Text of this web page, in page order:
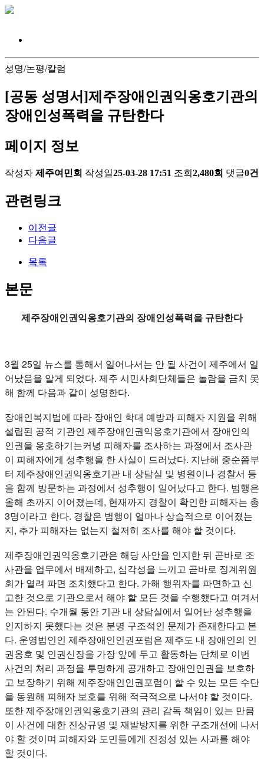
성명/논평/칼럼
[공동 성명서]제주장애인권익옹호기관의
장애인성폭력을 규탄한다
페이지 정보
작성자 제주여민회 작성일25-03-28 17:51 조회 2,480회 댓글0건
관련링크
이전글
다음글
목록
본문
제주장애인권익옹호기관의 장애인성폭력을 규탄한다
3월 25일 뉴스를 통해서 일어나서는 안 될 사건이 제주에서 일
어났음을 알게 되었다. 제주 시민사회단체들은 놀람을 금치 못
해 함께 다음과 같이 성명한다.
장애인복지법에 따라 장애인 학대 예방과 피해자 지원을 위해
설립된 공적 기관인 제주장애인권익옹호기관에서 장애인의
인권을 옹호하기는커녕 피해자를 조사하는 과정에서 조사관
이 피해자에게 성추행을 한 사실이 드러났다. 지난해 중순쯤부
터 제주장애인권익옹호기관 내 상담실 및 병원이나 경찰서 등
을 함께 방문하는 과정에서 성추행이 일어났다고 한다. 범행은
올해 초까지 이어졌는데, 현재까지 경찰이 확인한 피해자는 총
3명이라고 한다. 경찰은 범행이 얼마나 상습적으로 이어졌는
지, 추가 피해자는 없는지 철저히 조사를 해야 할 것이다.
제주장애인권익옹호기관은 해당 사안을 인지한 뒤 곧바로 조
사관을 업무에서 배제하고, 심각성을 느끼고 곧바로 징계위원
회가 열려 파면 조치했다고 한다. 가해 행위자를 파면하고 신
고한 것으로 기관으로서 해야 할 모든 것을 수행했다고 여겨서
는 안된다. 수개월 동안 기관 내 상담실에서 일어난 성추행을
인지하지 못했다는 것은 분명 구조적인 문제가 존재한다고 본
다. 운영법인인 제주장애인인권포럼은 제주도 내 장애인의 인
권옹호 및 인권신장을 가장 앞에 두고 활동하는 단체로 이번
사건의 처리 과정을 투명하게 공개하고 장애인인권을 보호하
고 보장하기 위해 제주장애인인권포럼이 할 수 있는 모든 수단
을 동원해 피해자 보호를 위해 적극적으로 나서야 할 것이다.
또한 제주장애인권익옹호기관의 관리 감독 책임이 있는 만큼
이 사건에 대한 진상규명 및 재발방지를 위한 구조개선에 나서
야 할 것이며 피해자와 도민들에게 진정성 있는 사과를 해야
할 것이다.